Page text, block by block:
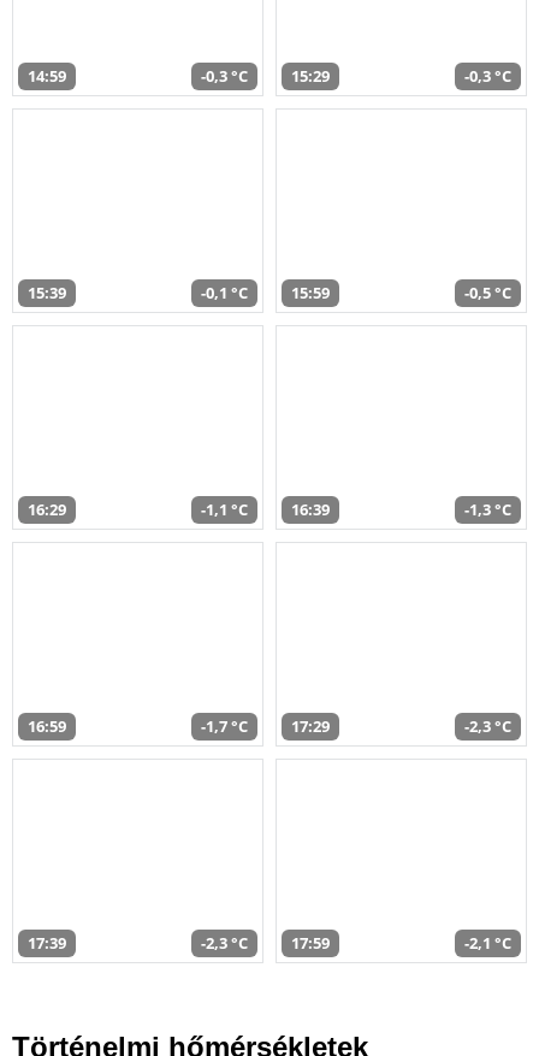
14:59 -0,3 °C 15:29 -0,3 °C
15:39 -0,1 °C 15:59 -0,5 °C
16:29 -1,1 °C 16:39 -1,3 °C
16:59 -1,7 °C 17:29 -2,3 °C
17:39 -2,3 °C 17:59 -2,1 °C
Történelmi hőmérsékletek